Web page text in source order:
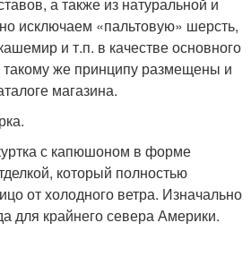
исключаем «пальтовую» шерсть,
и т.п. в качестве основного
же принципу размещены и
магазина.
с капюшоном в форме
который полностью
от холодного ветра. Изначально
для крайнего севера Америки.